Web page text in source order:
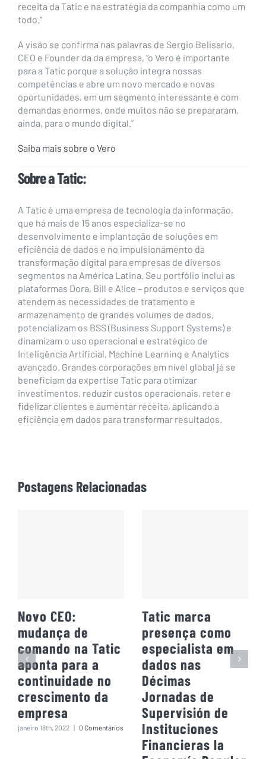
receita da Tatic e na estratégia da companhia como um
todo.”
A visão se confirma nas palavras de Sergio Belisario,
CEO e Founder da da empresa, “o Vero é importante
para a Tatic porque a solução integra nossas
competências e abre um novo mercado e novas
oportunidades, em um segmento interessante e com
demandas enormes, onde muitos não se prepararam,
ainda, para o mundo digital.”
Saiba mais sobre o Vero
Sobre a Tatic:
A Tatic é uma empresa de tecnologia da informação,
que há mais de 15 anos especializa-se no
desenvolvimento e implantação de soluções em
eficiência de dados e no impulsionamento da
transformação digital para empresas de diversos
segmentos na América Latina. Seu portfólio inclui as
plataformas Dora, Bill e Alice – produtos e serviços que
atendem às necessidades de tratamento e
armazenamento de grandes volumes de dados,
potencializam os BSS (Business Support Systems) e
dinamizam o uso operacional e estratégico de
Inteligência Artificial, Machine Learning e Analytics
avançado. Grandes corporações em nível global já se
beneficiam da expertise Tatic para otimizar
investimentos, reduzir custos operacionais, reter e
fidelizar clientes e aumentar receita, aplicando a
eficiência em dados para transformar resultados.
Postagens Relacionadas
Novo CEO:
mudança de
comando na Tatic
aponta para a
continuidade no
crescimento da
empresa
janeiro 18th, 2022 | 0 Comentários
Tatic marca
presença como
especialista em
dados nas
Décimas
Jornadas de
Supervisión de
Instituciones
Financieras la